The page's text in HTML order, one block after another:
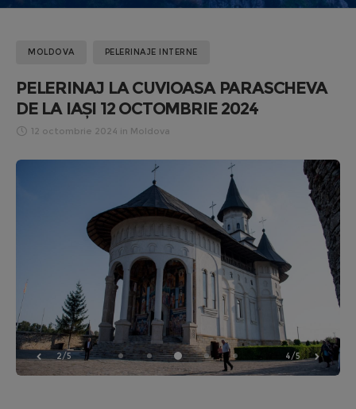
MOLDOVA PELERINAJE INTERNE
PELERINAJ LA CUVIOASA PARASCHEVA
DE LA IAȘI 12 OCTOMBRIE 2024
12 octombrie 2024 in Moldova
2/5 4/5